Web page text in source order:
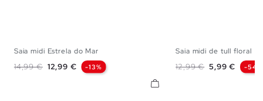
Saia midi Estrela do Mar
Preço normal
14,99 € Preço
12,99 € -13%
Saia midi de tull floral
Preço normal
12,99 € Preço
5,99 € -54%